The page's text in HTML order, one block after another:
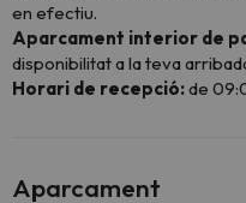
en efectiu.
Aparcament interior de
disponibilitat a la teva
Horari de recepció:de
Aparcament